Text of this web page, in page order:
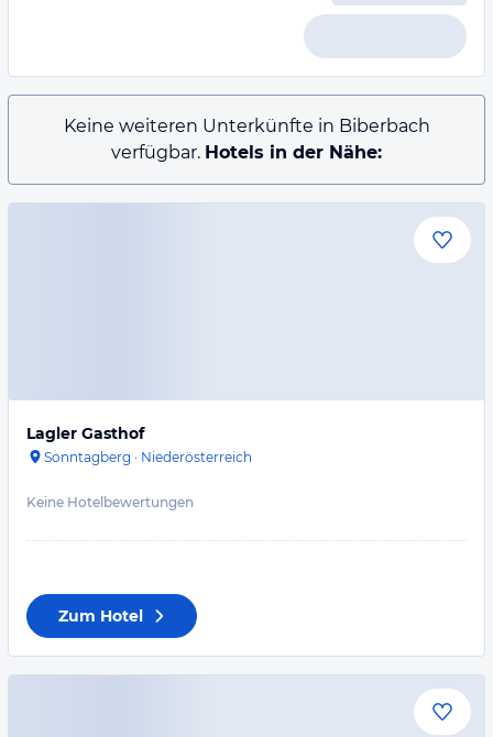
Keine weiteren Unterkünfte in Biberbach
verfügbar. Hotels in der Nähe:
Lagler Gasthof
Sonntagberg · Niederösterreich
Keine Hotelbewertungen
Zum Hotel